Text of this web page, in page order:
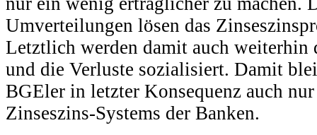
Umverteilungen lösen das
Letztlich werden damit auch
und die Verluste sozialisiert. Damit
BGEler in letzter Konsequenz auch
Zinseszins-Systems der Banken.